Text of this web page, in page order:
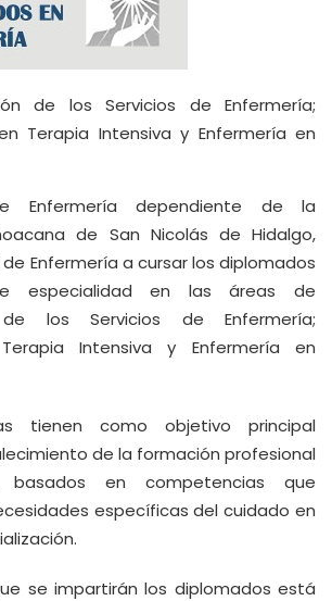
de los Servicios de Enfermería;
Terapia Intensiva y Enfermería en
Enfermería dependiente de la
de San Nicolás de Hidalgo,
Enfermería a cursar los diplomados
especialidad en las áreas de
de los Servicios de Enfermería;
Intensiva y Enfermería en
tienen como objetivo principal
de la formación profesional
basados en competencias que
específicas del cuidado en
se impartirán los diplomados está